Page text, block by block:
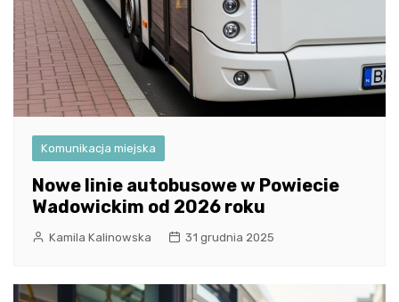
Komunikacja miejska
Nowe linie autobusowe w Powiecie
Wadowickim od 2026 roku
Kamila Kalinowska 31 grudnia 2025